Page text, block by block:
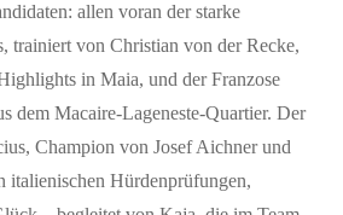
allen voran der starke
, trainiert von Christian von der Recke,
in Maia, und der Franzose
dem Macaire-Lageneste-Quartier. Der
, Champion von Josef Aichnerund
italienischen Hürdenprüfungen,